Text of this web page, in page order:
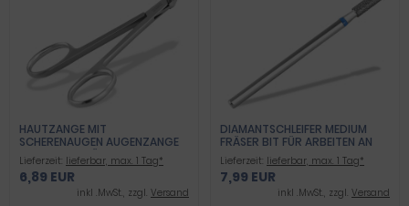
HAUTZANGE MIT
SCHERENAUGEN AUGENZANGE
PROFI QUALITÄT
Lieferzeit: lieferbar, max. 1 Tag*
6,89 EUR
inkl .MwSt., zzgl. Versand
DIAMANTSCHLEIFER MEDIUM
FRÄSER BIT FÜR ARBEITEN AN
DEN NAGEL UND HORNHAUT
Lieferzeit: lieferbar, max. 1 Tag*
7,99 EUR
inkl .MwSt., zzgl. Versand